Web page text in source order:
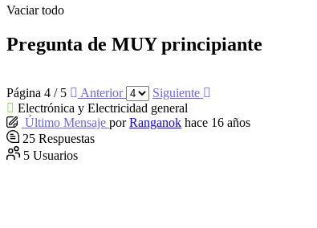
Vaciar todo
Pregunta de MUY principiante
Página 4 / 5 Anterior
Siguiente
Electrónica y Electricidad general
Último Mensaje por Ranganok hace 16 años
25 Respuestas
5 Usuarios